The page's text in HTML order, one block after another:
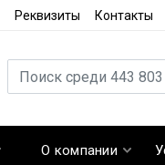
Реквизиты Контакты
О компании